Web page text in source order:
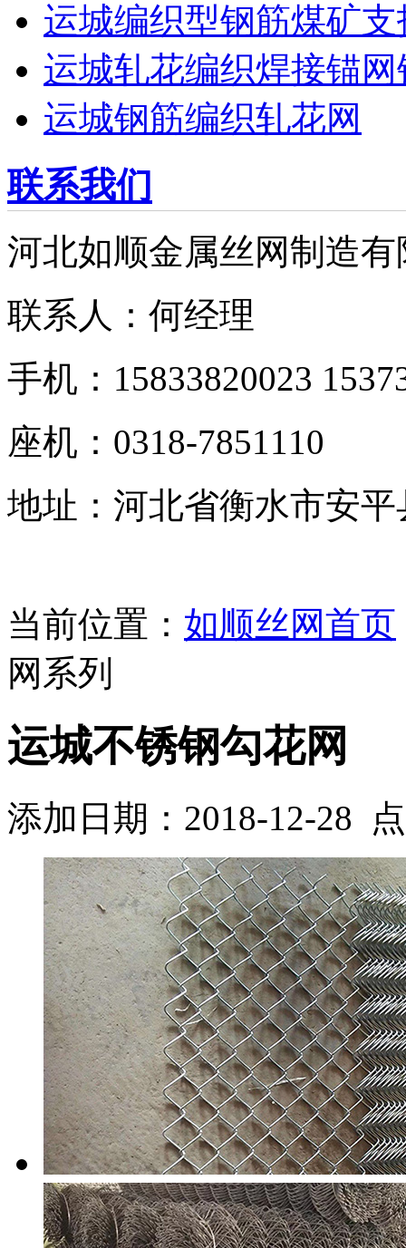
运城编织型钢筋煤矿
运城轧花编织焊接锚
运城钢筋编织轧花网
联系我们
河北如顺金属丝网制造有
联系人：何经理
手机：15833820023
座机：0318-7851110
地址：河北省衡水市安
当前位置： 如顺丝网首页
网系列
运城不锈钢勾花网
添加日期：2018-12-28